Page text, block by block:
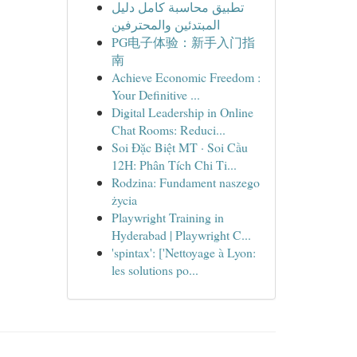
تطبيق محاسبة كامل دليل
المبتدئين والمحترفين
PG电子体验：新手入门指
南
Achieve Economic Freedom :
Your Definitive ...
Digital Leadership in Online
Chat Rooms: Reduci...
Soi Đặc Biệt MT · Soi Cầu
12H: Phân Tích Chi Ti...
Rodzina: Fundament naszego
życia
Playwright Training in
Hyderabad | Playwright C...
'spintax': ['Nettoyage à Lyon:
les solutions po...